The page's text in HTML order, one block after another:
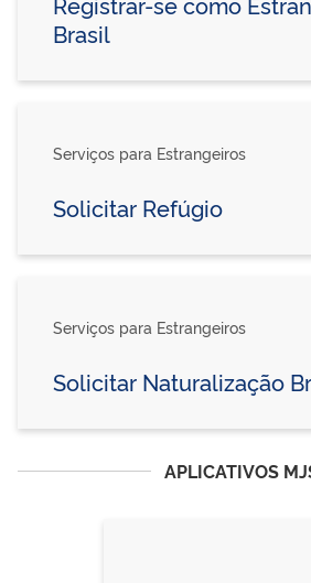
Brasil
Serviços para Estrangeiros
Solicitar Refúgio
Serviços para Estrangeiros
Solicitar Naturalização
APLICATIVOS